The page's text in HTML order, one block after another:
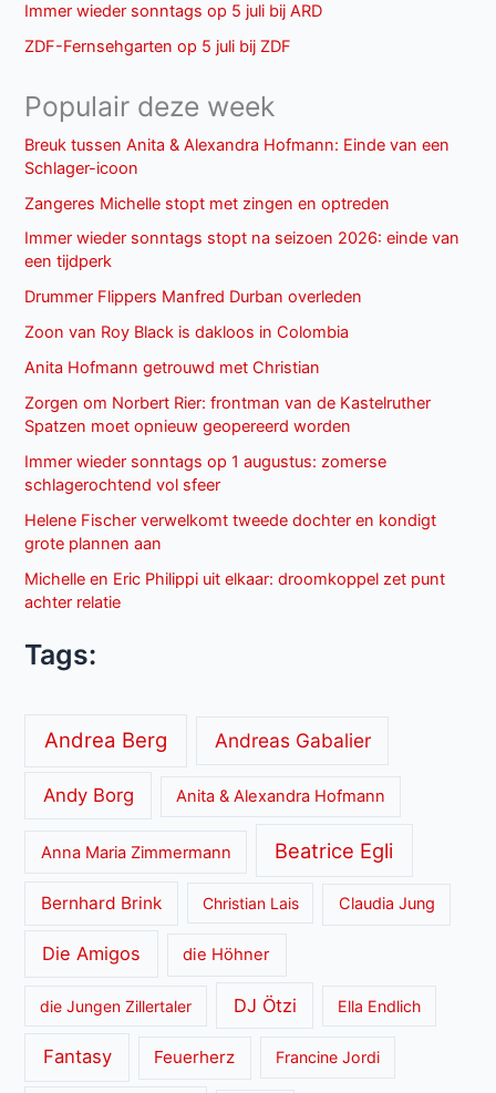
Immer wieder sonntags op 5 juli bij ARD
ZDF-Fernsehgarten op 5 juli bij ZDF
Populair deze week
Breuk tussen Anita & Alexandra Hofmann: Einde van een
Schlager-icoon
Zangeres Michelle stopt met zingen en optreden
Immer wieder sonntags stopt na seizoen 2026: einde van
een tijdperk
Drummer Flippers Manfred Durban overleden
Zoon van Roy Black is dakloos in Colombia
Anita Hofmann getrouwd met Christian
Zorgen om Norbert Rier: frontman van de Kastelruther
Spatzen moet opnieuw geopereerd worden
Immer wieder sonntags op 1 augustus: zomerse
schlagerochtend vol sfeer
Helene Fischer verwelkomt tweede dochter en kondigt
grote plannen aan
Michelle en Eric Philippi uit elkaar: droomkoppel zet punt
achter relatie
Tags:
Andrea Berg Andreas Gabalier
Andy Borg Anita & Alexandra Hofmann
Anna Maria Zimmermann Beatrice Egli
Bernhard Brink Christian Lais Claudia Jung
Die Amigos die Höhner
die Jungen Zillertaler DJ Ötzi Ella Endlich
Fantasy Feuerherz Francine Jordi